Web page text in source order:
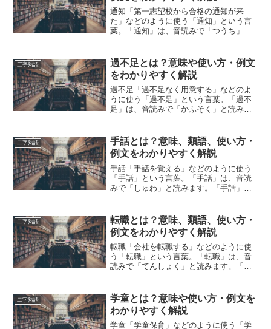
通知「第一志望校から合格の通知が来
た」などのように使う「通知」という言
葉。「通知」は、音読みで「つうち」と
知」の意味や使い方や類語について、小
説などの用例を紹介して、わ...
三字熟語
過不足とは？意味や使い方・例文
をわかりやすく解説
過不足「過不足なく用意する」などのよ
うに使う「過不足」という言葉。「過不
足」は、音読みで「かふそく」と読みま
足」の意味や使い方について、小説など
の用例を紹介して、わかりや...
二字熟語
手話とは？意味、類語、使い方・
例文をわかりやすく解説
手話「手話を覚える」などのように使う
「手話」という言葉。「手話」は、音読
みで「しゅわ」と読みます。「手話」と
類語について、小説などの用例を紹介し
ながら、わかりやすく解説...
二字熟語
転職とは？意味、類語、使い方・
例文をわかりやすく解説
転職「会社を転職する」などのように使
う「転職」という言葉。「転職」は、音
読みで「てんしょく」と読みます。「転
い方や類語について、小説などの用例を
紹介しながら、わかりやす...
二字熟語
学童とは？意味や使い方・例文を
わかりやすく解説
学童「学童保育」などのように使う「学